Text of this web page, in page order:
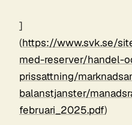
]
(https://www.svk.se/
med-reserver/handel-
prissattning/
balanstjanster/
februari_2025.pdf)